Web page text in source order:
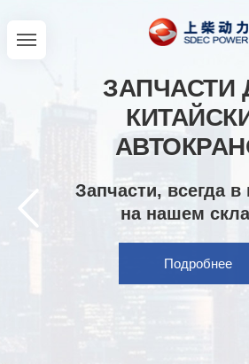
ЗАПЧАСТИ
Запчасти, всегда
на нашем
Подробнее